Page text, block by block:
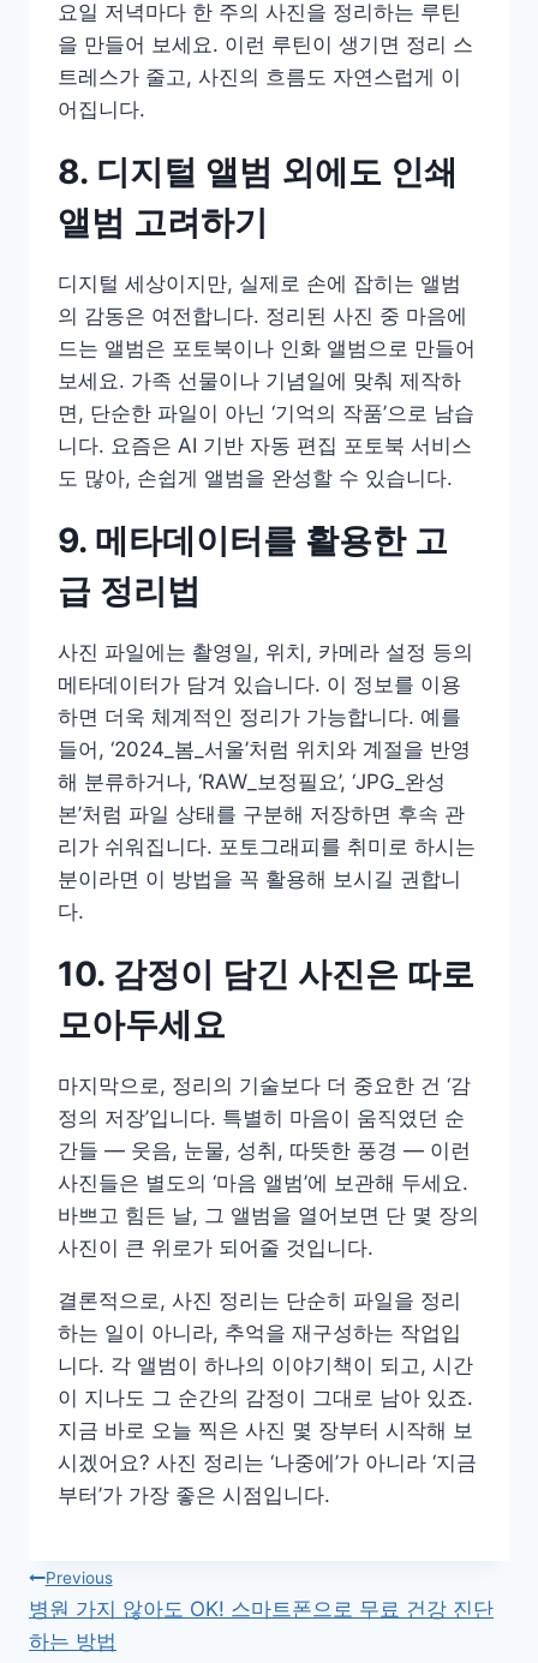
요일 저녁마다 한 주의 사진을 정리하는 루틴
을 만들어 보세요. 이런 루틴이 생기면 정리 스
트레스가 줄고, 사진의 흐름도 자연스럽게 이
어집니다.
8. 디지털 앨범 외에도 인쇄
앨범 고려하기
디지털 세상이지만, 실제로 손에 잡히는 앨범
의 감동은 여전합니다. 정리된 사진 중 마음에
드는 앨범은 포토북이나 인화 앨범으로 만들어
보세요. 가족 선물이나 기념일에 맞춰 제작하
면, 단순한 파일이 아닌 ‘기억의 작품’으로 남습
니다. 요즘은 AI 기반 자동 편집 포토북 서비스
도 많아, 손쉽게 앨범을 완성할 수 있습니다.
9. 메타데이터를 활용한 고
급 정리법
사진 파일에는 촬영일, 위치, 카메라 설정 등의
메타데이터가 담겨 있습니다. 이 정보를 이용
하면 더욱 체계적인 정리가 가능합니다. 예를
들어, ‘2024_봄_서울’처럼 위치와 계절을 반영
해 분류하거나, ‘RAW_보정필요’, ‘JPG_완성
본’처럼 파일 상태를 구분해 저장하면 후속 관
리가 쉬워집니다. 포토그래피를 취미로 하시는
분이라면 이 방법을 꼭 활용해 보시길 권합니
다.
10. 감정이 담긴 사진은 따로
모아두세요
마지막으로, 정리의 기술보다 더 중요한 건 ‘감
정의 저장’입니다. 특별히 마음이 움직였던 순
간들 — 웃음, 눈물, 성취, 따뜻한 풍경 — 이런
사진들은 별도의 ‘마음 앨범’에 보관해 두세요.
바쁘고 힘든 날, 그 앨범을 열어보면 단 몇 장의
사진이 큰 위로가 되어줄 것입니다.
결론적으로, 사진 정리는 단순히 파일을 정리
하는 일이 아니라, 추억을 재구성하는 작업입
니다. 각 앨범이 하나의 이야기책이 되고, 시간
이 지나도 그 순간의 감정이 그대로 남아 있죠.
지금 바로 오늘 찍은 사진 몇 장부터 시작해 보
시겠어요? 사진 정리는 ‘나중에’가 아니라 ‘지금
부터’가 가장 좋은 시점입니다.
글
탐
Previous
병원 가지 않아도 OK! 스마트폰으로 무료 건강 진단
하는 방법